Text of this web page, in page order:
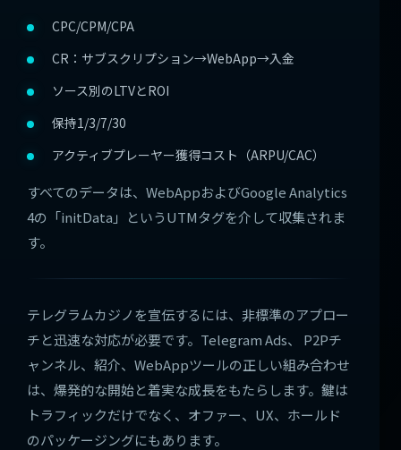
CPC/CPM/CPA
CR：サブスクリプション→WebApp→入金
ソース別のLTVとROI
保持1/3/7/30
アクティブプレーヤー獲得コスト（ARPU/CAC）
すべてのデータは、WebAppおよびGoogle Analytics
4の「initData」というUTMタグを介して収集されま
す。
テレグラムカジノを宣伝するには、非標準のアプロー
チと迅速な対応が必要です。Telegram Ads、 P2Pチ
ャンネル、紹介、WebAppツールの正しい組み合わせ
は、爆発的な開始と着実な成長をもたらします。鍵は
トラフィックだけでなく、オファー、UX、ホールド
のパッケージングにもあります。